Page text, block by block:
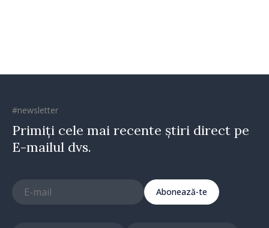
#newsletter
Primiți cele mai recente știri direct pe
E-mailul dvs.
Abonează-te